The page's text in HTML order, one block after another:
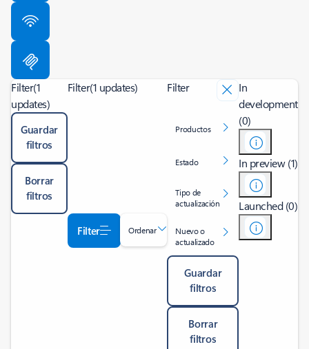
Filter(1
updates)
Guardar
filtros
Borrar
filtros
Filter(1 updates)
Filter Ordenar
Filter
Productos
Estado
Tipo de
actualización
Nuevo o
actualizado
Guardar
filtros
Borrar
filtros
In
development
(0)
In preview (1)
Launched (0)